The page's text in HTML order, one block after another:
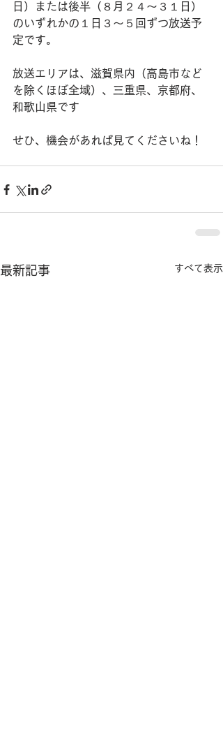
日）または後半（８月２４～３１日）
のいずれかの１日３～５回ずつ放送予
定です。
放送エリアは、滋賀県内（高島市など
を除くほぼ全域）、三重県、京都府、
和歌山県です
せひ、機会があれば見てくださいね！
最新記事 すべて表示